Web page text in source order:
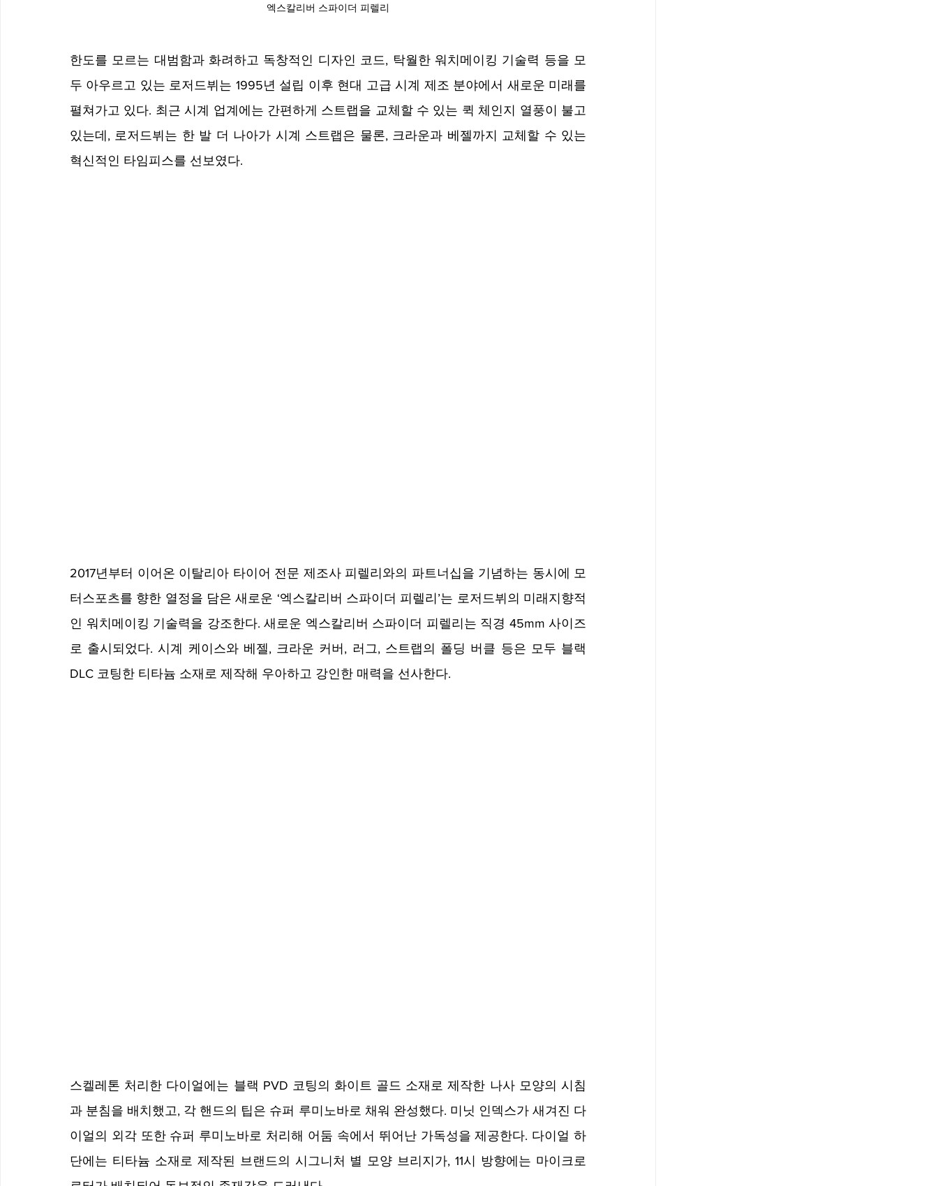
엑스칼리버 스파이더 피렐리
한도를 모르는 대범함과 화려하고 독창적인 디자인 코드, 탁월한 워치메이킹 기술력 등을 모
두 아우르고 있는 로저드뷔는 1995년 설립 이후 현대 고급 시계 제조 분야에서 새로운 미래를
펼쳐가고 있다. 최근 시계 업계에는 간편하게 스트랩을 교체할 수 있는 퀵 체인지 열풍이 불고
있는데, 로저드뷔는 한 발 더 나아가 시계 스트랩은 물론, 크라운과 베젤까지 교체할 수 있는
혁신적인 타임피스를 선보였다.
2017년부터 이어온 이탈리아 타이어 전문 제조사 피렐리와의 파트너십을 기념하는 동시에 모
터스포츠를 향한 열정을 담은 새로운 ‘엑스칼리버 스파이더 피렐리’는 로저드뷔의 미래지향적
인 워치메이킹 기술력을 강조한다. 새로운 엑스칼리버 스파이더 피렐리는 직경 45mm 사이즈
로 출시되었다. 시계 케이스와 베젤, 크라운 커버, 러그, 스트랩의 폴딩 버클 등은 모두 블랙
DLC 코팅한 티타늄 소재로 제작해 우아하고 강인한 매력을 선사한다.
스켈레톤 처리한 다이얼에는 블랙 PVD 코팅의 화이트 골드 소재로 제작한 나사 모양의 시침
과 분침을 배치했고, 각 핸드의 팁은 슈퍼 루미노바로 채워 완성했다. 미닛 인덱스가 새겨진 다
이얼의 외각 또한 슈퍼 루미노바로 처리해 어둠 속에서 뛰어난 가독성을 제공한다. 다이얼 하
단에는 티타늄 소재로 제작된 브랜드의 시그니처 별 모양 브리지가, 11시 방향에는 마이크로